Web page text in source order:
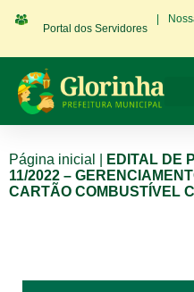
Portal dos Servidores
Página inicial
EDITAL DE
11/2022 –
CARTÃO COMBUSTÍVEL